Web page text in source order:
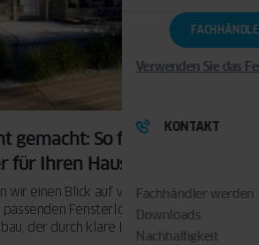
Verwenden Sie das
KONTAKT
Fachhändler werden
Downloads
Nachhaltigkeit
gemacht: So finden Sie die
für Ihren Haustyp
wir einen Blick auf verschiedene
Fensterlösungen. Beginnen wir
der durch klare Linien, viel Licht und